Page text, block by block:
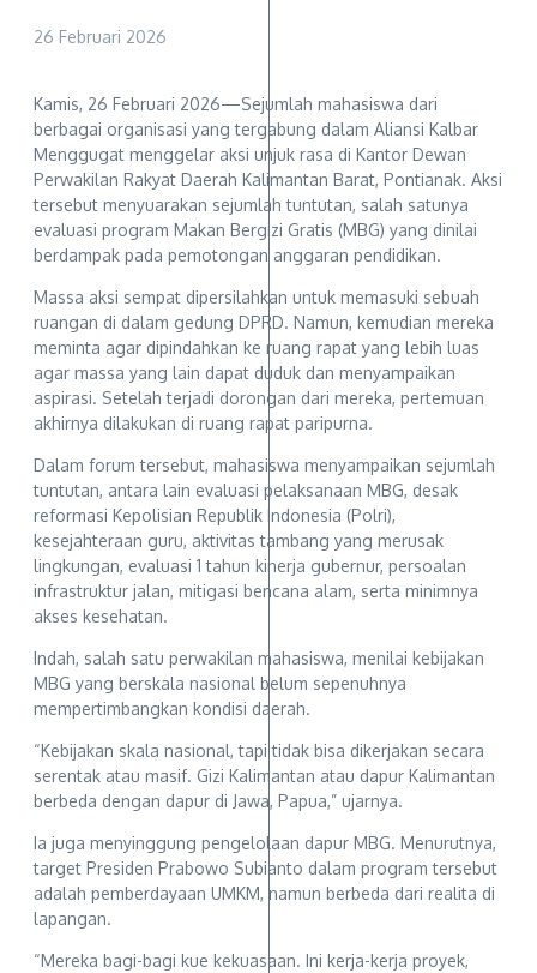
26 Februari 2026
Kamis, 26 Februari 2026—Sejumlah mahasiswa dari
berbagai organisasi yang tergabung dalam Aliansi Kalbar
Menggugat menggelar aksi unjuk rasa di Kantor Dewan
Perwakilan Rakyat Daerah Kalimantan Barat, Pontianak. Aksi
tersebut menyuarakan sejumlah tuntutan, salah satunya
evaluasi program Makan Bergizi Gratis (MBG) yang dinilai
berdampak pada pemotongan anggaran pendidikan.
Massa aksi sempat dipersilahkan untuk memasuki sebuah
ruangan di dalam gedung DPRD. Namun, kemudian mereka
meminta agar dipindahkan ke ruang rapat yang lebih luas
agar massa yang lain dapat duduk dan menyampaikan
aspirasi. Setelah terjadi dorongan dari mereka, pertemuan
akhirnya dilakukan di ruang rapat paripurna.
Dalam forum tersebut, mahasiswa menyampaikan sejumlah
tuntutan, antara lain evaluasi pelaksanaan MBG, desak
reformasi Kepolisian Republik Indonesia (Polri),
kesejahteraan guru, aktivitas tambang yang merusak
lingkungan, evaluasi 1 tahun kinerja gubernur, persoalan
infrastruktur jalan, mitigasi bencana alam, serta minimnya
akses kesehatan.
Indah, salah satu perwakilan mahasiswa, menilai kebijakan
MBG yang berskala nasional belum sepenuhnya
mempertimbangkan kondisi daerah.
“Kebijakan skala nasional, tapi tidak bisa dikerjakan secara
serentak atau masif. Gizi Kalimantan atau dapur Kalimantan
berbeda dengan dapur di Jawa, Papua,” ujarnya.
Ia juga menyinggung pengelolaan dapur MBG. Menurutnya,
target Presiden Prabowo Subianto dalam program tersebut
adalah pemberdayaan UMKM, namun berbeda dari realita di
lapangan.
“Mereka bagi-bagi kue kekuasaan. Ini kerja-kerja proyek,